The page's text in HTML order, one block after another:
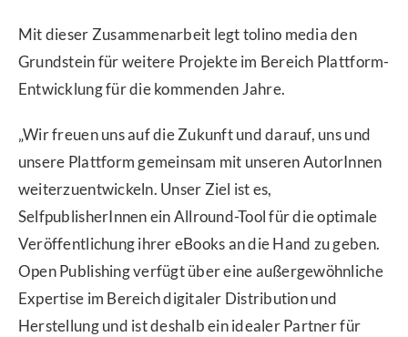
Mit dieser Zusammenarbeit legt tolino media den
Grundstein für weitere Projekte im Bereich Plattform-
Entwicklung für die kommenden Jahre.
„Wir freuen uns auf die Zukunft und darauf, uns und
unsere Plattform gemeinsam mit unseren AutorInnen
weiterzuentwickeln. Unser Ziel ist es,
SelfpublisherInnen ein Allround-Tool für die optimale
Veröffentlichung ihrer eBooks an die Hand zu geben.
Open Publishing verfügt über eine außergewöhnliche
Expertise im Bereich digitaler Distribution und
Herstellung und ist deshalb ein idealer Partner für